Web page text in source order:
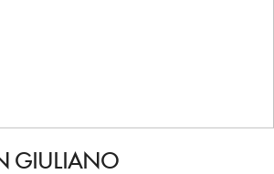
GIULIANO